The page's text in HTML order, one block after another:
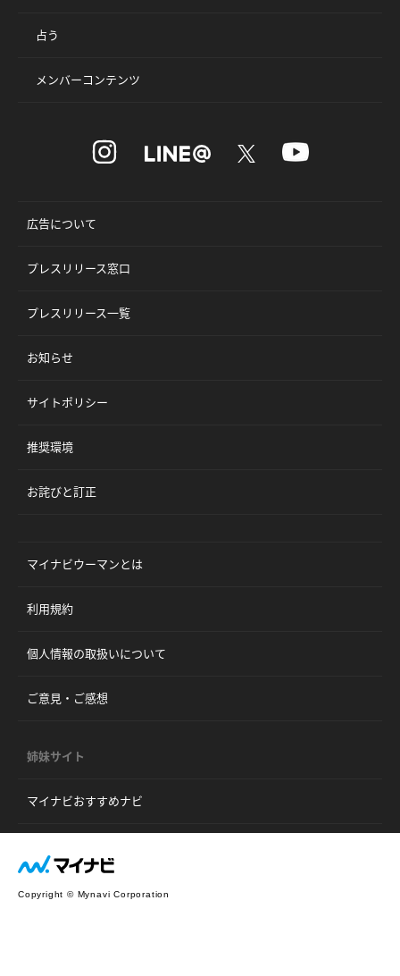
占う
メンバーコンテンツ
広告について
プレスリリース窓口
プレスリリース一覧
お知らせ
サイトポリシー
推奨環境
お詫びと訂正
マイナビウーマンとは
利用規約
個人情報の取扱いについて
ご意見・ご感想
姉妹サイト
マイナビおすすめナビ
Copyright © Mynavi Corporation